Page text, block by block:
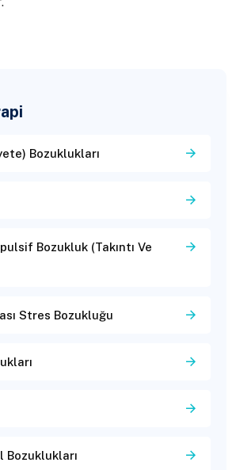
Bozuklukları
Bozukluk (Takıntı Ve
Stres Bozukluğu
Bozuklukları